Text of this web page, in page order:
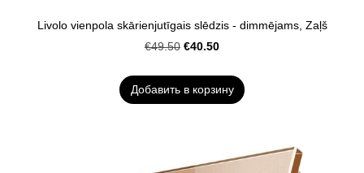
Livolo vienpola skārienjutīgais slēdzis - dimmējams, Zaļš
€49.50 €40.50
Добавить в корзину